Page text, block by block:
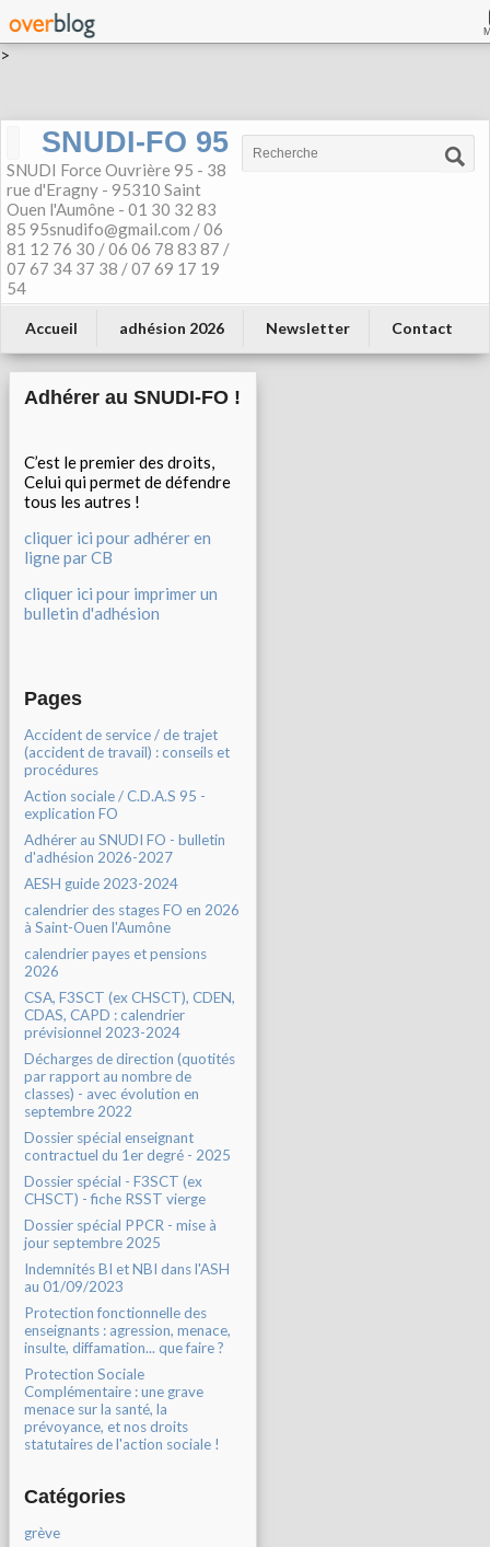
>
SNUDI-FO 95
SNUDI Force Ouvrière 95 - 38
rue d'Eragny - 95310 Saint
Ouen l'Aumône - 01 30 32 83
85 95snudifo@gmail.com / 06
81 12 76 30 / 06 06 78 83 87 /
07 67 34 37 38 / 07 69 17 19
54
Accueil adhésion 2026 Newsletter Contact
Adhérer au SNUDI-FO !
C’est le premier des droits,
Celui qui permet de défendre
tous les autres !
cliquer ici pour adhérer en
ligne par CB
cliquer ici pour imprimer un
bulletin d'adhésion
Pages
Accident de service / de trajet
(accident de travail) : conseils et
procédures
Action sociale / C.D.A.S 95 -
explication FO
Adhérer au SNUDI FO - bulletin
d'adhésion 2026-2027
AESH guide 2023-2024
calendrier des stages FO en 2026
à Saint-Ouen l'Aumône
calendrier payes et pensions
2026
CSA, F3SCT (ex CHSCT), CDEN,
CDAS, CAPD : calendrier
prévisionnel 2023-2024
Décharges de direction (quotités
par rapport au nombre de
classes) - avec évolution en
septembre 2022
Dossier spécial enseignant
contractuel du 1er degré - 2025
Dossier spécial - F3SCT (ex
CHSCT) - fiche RSST vierge
Dossier spécial PPCR - mise à
jour septembre 2025
Indemnités BI et NBI dans l'ASH
au 01/09/2023
Protection fonctionnelle des
enseignants : agression, menace,
insulte, diffamation... que faire ?
Protection Sociale
Complémentaire : une grave
menace sur la santé, la
prévoyance, et nos droits
statutaires de l'action sociale !
Catégories
grève